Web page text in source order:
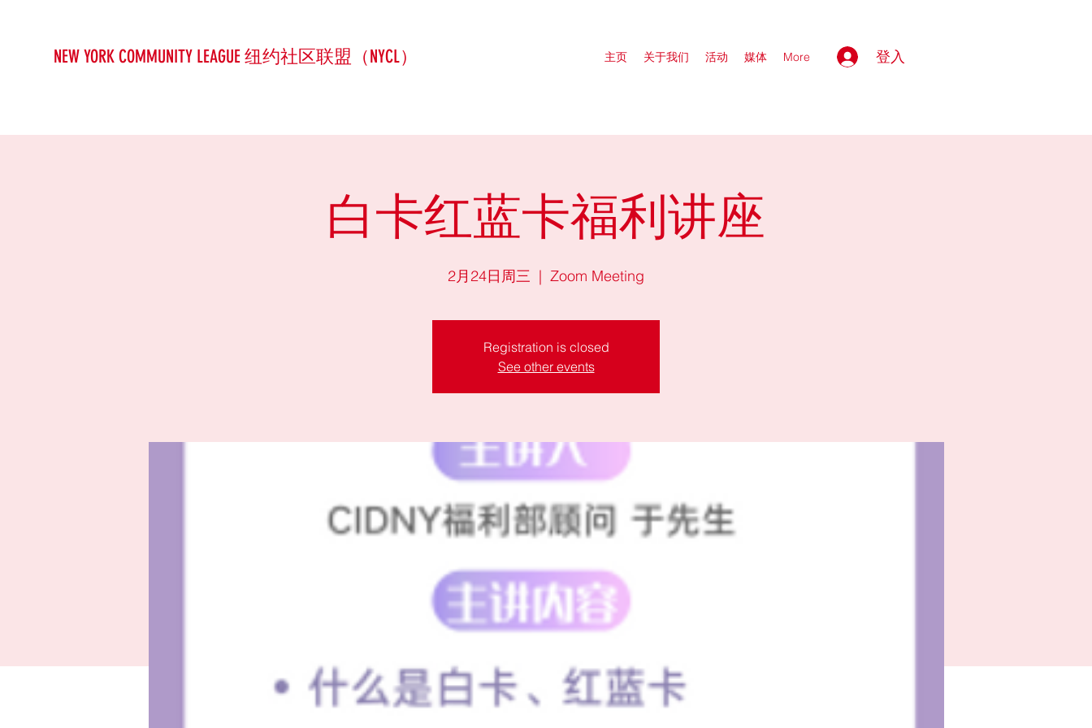
NEW YORK COMMUNITY LEAGUE 纽约社区联盟（NYCL） 主页 关于我们 活动 媒体 More 登入
白卡红蓝卡福利讲座
2月24日周三
  |
Zoom Meeting
Registration is closed
See other events